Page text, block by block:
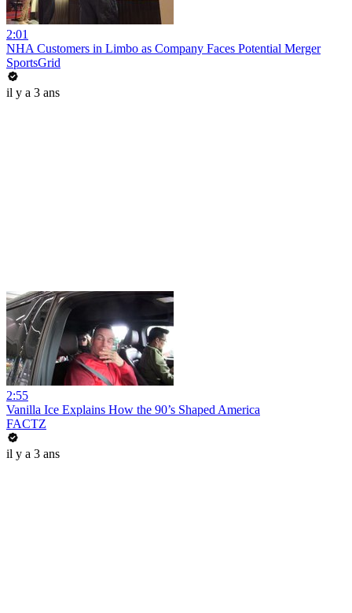
2:01
NHA Customers in Limbo as Company Faces Potential Merger
SportsGrid
il y a 3 ans
2:55
Vanilla Ice Explains How the 90’s Shaped America
FACTZ
il y a 3 ans